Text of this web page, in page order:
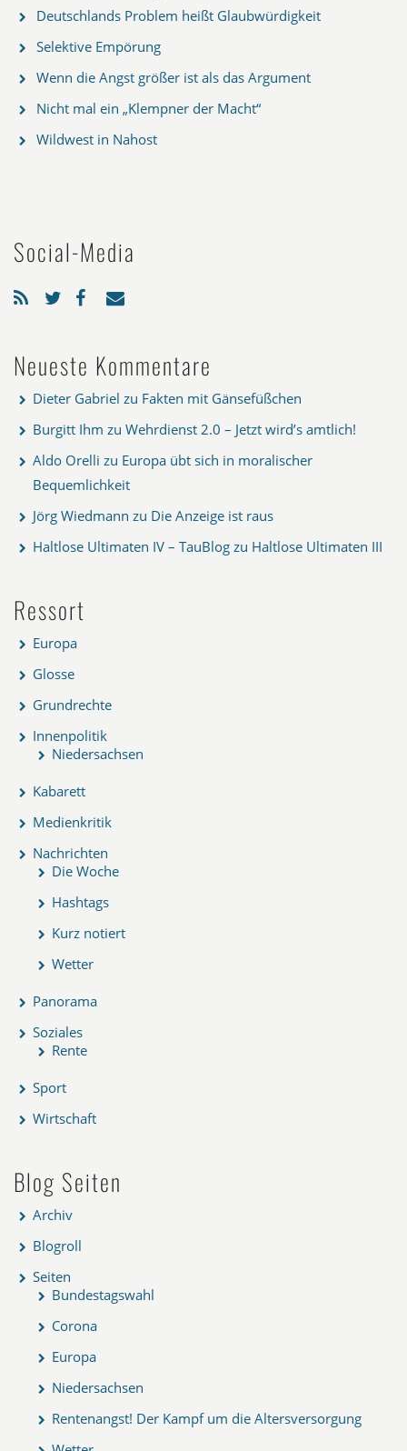
Deutschlands Problem heißt Glaubwürdigkeit
Selektive Empörung
Wenn die Angst größer ist als das Argument
Nicht mal ein „Klempner der Macht“
Wildwest in Nahost
Social-Media
Neueste Kommentare
Dieter Gabriel zu Fakten mit Gänsefüßchen
Burgitt Ihm zu Wehrdienst 2.0 – Jetzt wird’s amtlich!
Aldo Orelli zu Europa übt sich in moralischer
Bequemlichkeit
Jörg Wiedmann zu Die Anzeige ist raus
Haltlose Ultimaten IV – TauBlog zu Haltlose Ultimaten III
Ressort
Europa
Glosse
Grundrechte
Innenpolitik
Niedersachsen
Kabarett
Medienkritik
Nachrichten
Die Woche
Hashtags
Kurz notiert
Wetter
Panorama
Soziales
Rente
Sport
Wirtschaft
Blog Seiten
Archiv
Blogroll
Seiten
Bundestagswahl
Corona
Europa
Niedersachsen
Rentenangst! Der Kampf um die Altersversorgung